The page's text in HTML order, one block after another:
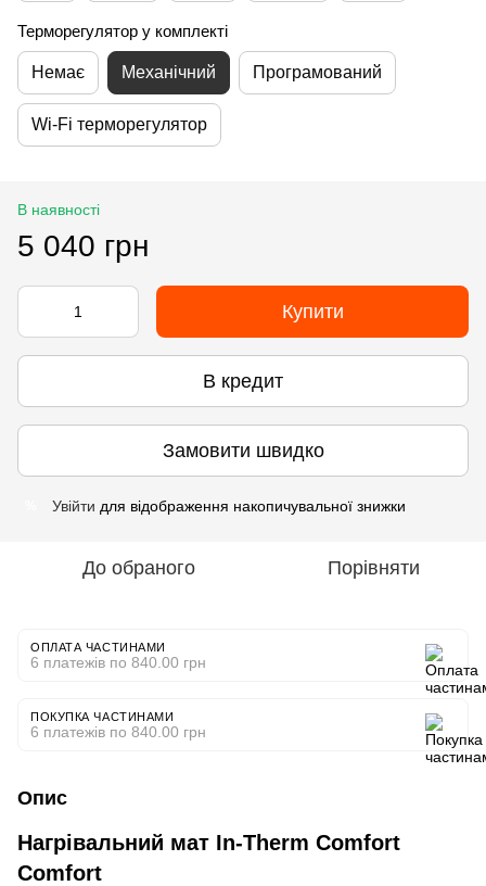
Терморегулятор у комплекті
Немає Механічний Програмований
Wi-Fi терморегулятор
В наявності
5 040 грн
Купити
В кредит
Замовити швидко
Увійти для відображення накопичувальної знижки
До обраного Порівняти
ОПЛАТА ЧАСТИНАМИ
6 платежів по 840.00 грн
ПОКУПКА ЧАСТИНАМИ
6 платежів по 840.00 грн
Опис
Нагрівальний мат In-Therm Comfort
Comfort